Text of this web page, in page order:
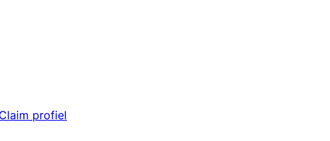
Claim profiel